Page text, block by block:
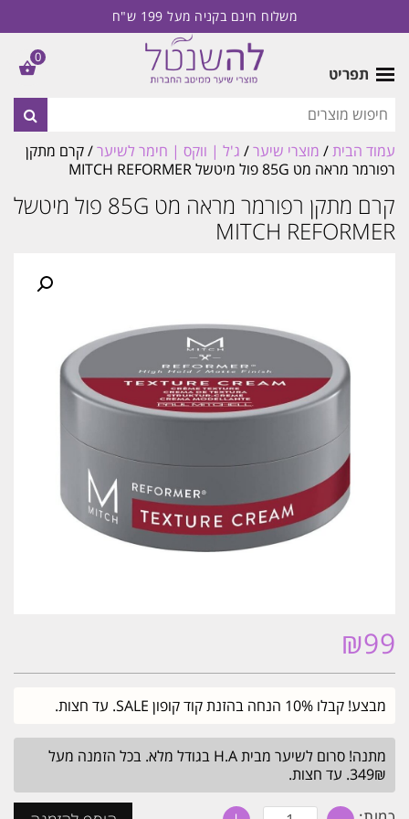
משלוח חינם בקניה מעל 199 ש"ח
תפריט
עמוד הבית/ מוצרי שיער/ ג'ל | ווקס | חימר לשיער/ קרם מתקן
רפורמר מראה מט 85G פול מיטשל MITCH REFORMER
קרם מתקן רפורמר מראה מט 85G פול מיטשל
MITCH REFORMER
₪99
מבצע! קבלו 10% הנחה בהזנת קוד קופון SALE. עד חצות.
מתנה! סרום לשיער מבית H.A בגודל מלא. בכל הזמנה מעל
349₪. עד חצות.
כמות
0